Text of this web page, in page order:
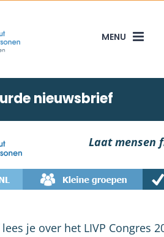
nieuwsbrief
Laat mensen
je over het LIVP Congres